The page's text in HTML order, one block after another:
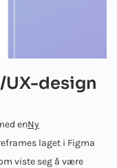
design
enNy
laget i Figma
viste seg å være